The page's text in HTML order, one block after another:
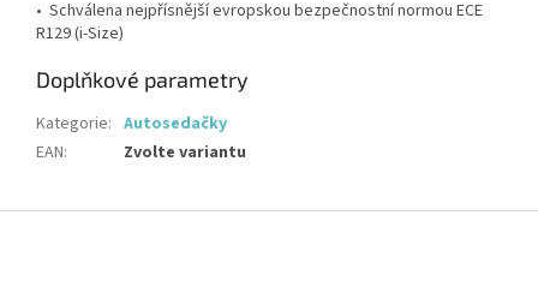
• Schválena nejpřísnější evropskou bezpečnostní normou ECE
R129 (i-Size)
Doplňkové parametry
Kategorie: Autosedačky
EAN: Zvolte variantu